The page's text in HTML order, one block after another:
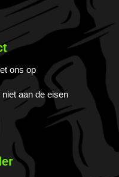
ons op
aan de eisen